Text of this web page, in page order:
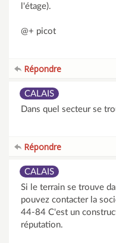
l'étage).
@+ picot
Répondre
CALAIS
Dans quel secteur se
Répondre
CALAIS
Si le terrain se trouve
pouvez contacter la
44-84 C'est un
réputation.